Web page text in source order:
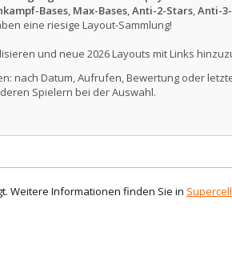
Bases, Max-Bases,Anti-2-Stars,Anti-
eine riesige Layout-Sammlung!
und neue 2026 Layouts mit Links
nach Datum, Aufrufen, Bewertung oder
Spielern bei der Auswahl.
Weitere Informationen finden Sie in